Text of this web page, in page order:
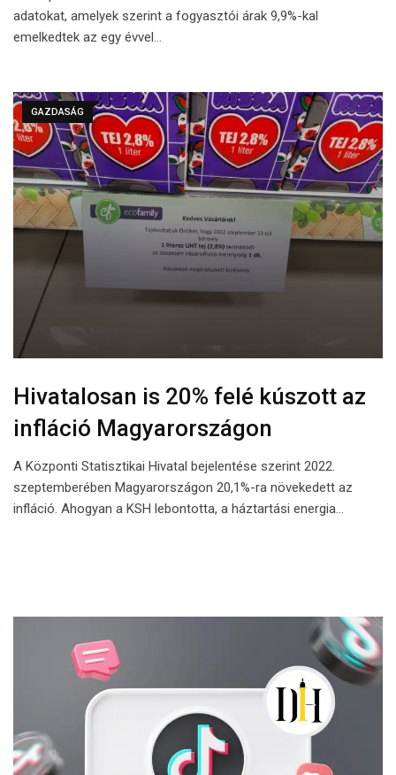
adatokat, amelyek szerint a fogyasztói árak 9,9%-kal
emelkedtek az egy évvel…
GAZDASÁG
Hivatalosan is 20% felé kúszott az
infláció Magyarországon
A Központi Statisztikai Hivatal bejelentése szerint 2022.
szeptemberében Magyarországon 20,1%-ra növekedett az
infláció. Ahogyan a KSH lebontotta, a háztartási energia…